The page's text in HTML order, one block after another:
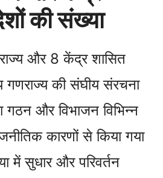
की संख्या
और 8 केंद्र शासित
गणराज्य की संघीय संरचना
गठन और विभाजन विभिन्न
कारणों से किया गया
में सुधार और परिवर्तन